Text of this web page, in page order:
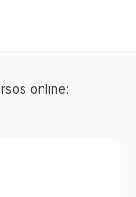
online: